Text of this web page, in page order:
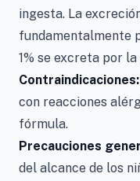
ingesta. La
fundamentalmente
1% se excreta por la
Contraindicaciones:
con reacciones
fórmula.
Precauciones
del alcance de los